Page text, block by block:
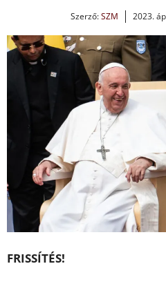
Szerző:SZM 2023.
FRISSÍTÉS!